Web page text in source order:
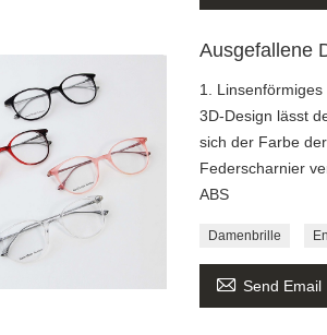
Ausgefallene
1.
3D-Design lässt
sich der Farbe
Federscharnier
ABS
Damenbrille
 Send Email